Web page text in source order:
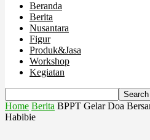
Beranda
Berita
Nusantara
Figur
Produk&Jasa
Workshop
Kegiatan
Home Berita BPPT Gelar Doa
Habibie